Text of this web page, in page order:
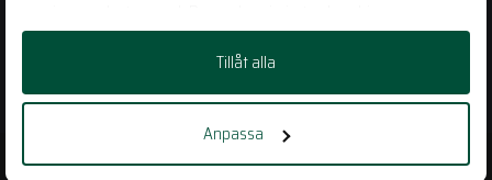
informationen med annan information som du har
tillhandahållit eller som de har samlat in när du har
använt deras tjänster.
Tillåt alla
Anpassa
PERSONUPPGIFTSPOLICY